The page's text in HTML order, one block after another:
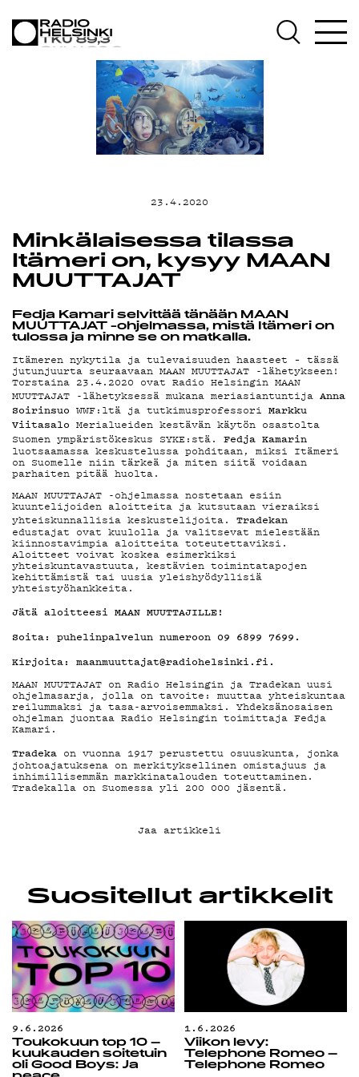
OHJELMAT
TEKIJÄT
ON-DEMAND
PODCAST
MAINOSTA
G LIVELAB
YSTÄVÄKLUBI
TIETOSUOJA
KIRJAUDU SISÄÄN
23.4.2020
Minkälaisessa tilassa
Itämeri on, kysyy MAAN
MUUTTAJAT
Fedja Kamari selvittää tänään MAAN
MUUTTAJAT -ohjelmassa, mistä Itämeri on
tulossa ja minne se on matkalla.
Itämeren nykytila ja tulevaisuuden haasteet – tässä
jutunjuurta seuraavaan MAAN MUUTTAJAT -lähetykseen!
Torstaina 23.4.2020 ovat Radio Helsingin MAAN
MUUTTAJAT -lähetyksessä mukana meriasiantuntija Anna
Soirinsuo WWF:ltä ja tutkimusprofessori Markku
Viitasalo Merialueiden kestävän käytön osastolta
Suomen ympäristökeskus SYKE:stä. Fedja Kamarin
luotsaamassa keskustelussa pohditaan, miksi Itämeri
on Suomelle niin tärkeä ja miten siitä voidaan
parhaiten pitää huolta.
MAAN MUUTTAJAT -ohjelmassa nostetaan esiin
kuuntelijoiden aloitteita ja kutsutaan vieraiksi
yhteiskunnallisia keskustelijoita. Tradekan
edustajat ovat kuulolla ja valitsevat mielestään
kiinnostavimpia aloitteita toteutettaviksi.
Aloitteet voivat koskea esimerkiksi
yhteiskuntavastuuta, kestävien toimintatapojen
kehittämistä tai uusia yleishyödyllisiä
yhteistyöhankkeita.
Jätä aloitteesi MAAN MUUTTAJILLE!
Soita: puhelinpalvelun numeroon 09 6899 7699.
Kirjoita: maanmuuttajat@radiohelsinki.fi.
MAAN MUUTTAJAT on Radio Helsingin ja Tradekan uusi
ohjelmasarja, jolla on tavoite: muuttaa yhteiskuntaa
reilummaksi ja tasa-arvoisemmaksi. Yhdeksänosaisen
ohjelman juontaa Radio Helsingin toimittaja Fedja
Kamari.
Tradeka on vuonna 1917 perustettu osuuskunta, jonka
johtoajatuksena on merkityksellinen omistajuus ja
inhimillisemmän markkinatalouden toteuttaminen.
Tradekalla on Suomessa yli 200 000 jäsentä.
Jaa artikkeli
Suositellut artikkelit
9.6.2026
Toukokuun top 10 –
kuukauden soitetuin
oli Good Boys: Ja
1.6.2026
Viikon levy:
Telephone Romeo –
Telephone Romeo